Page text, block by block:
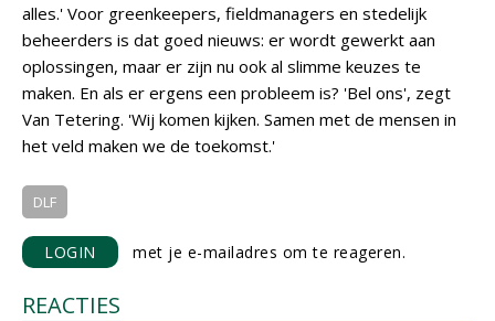
alles.' Voor greenkeepers, fieldmanagers en stedelijk
beheerders is dat goed nieuws: er wordt gewerkt aan
oplossingen, maar er zijn nu ook al slimme keuzes te
maken. En als er ergens een probleem is? 'Bel ons', zegt
Van Tetering. 'Wij komen kijken. Samen met de mensen in
het veld maken we de toekomst.'
DLF
LOGIN met je e-mailadres om te reageren.
REACTIES